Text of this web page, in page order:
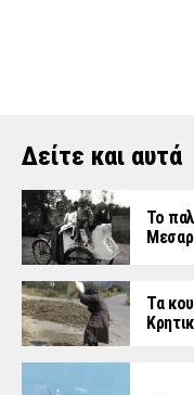
Δείτε και αυτά
Το
Τα